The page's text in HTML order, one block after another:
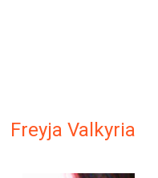
Freyja Valkyria